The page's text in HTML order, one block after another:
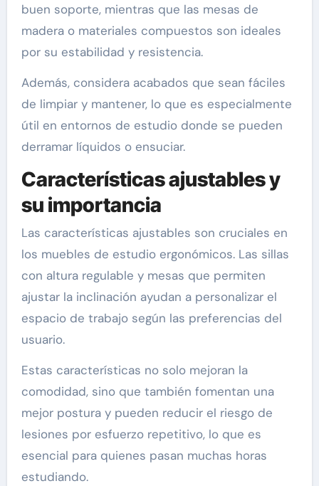
buen soporte, mientras que las mesas de
madera o materiales compuestos son ideales
por su estabilidad y resistencia.
Además, considera acabados que sean fáciles
de limpiar y mantener, lo que es especialmente
útil en entornos de estudio donde se pueden
derramar líquidos o ensuciar.
Características ajustables y
su importancia
Las características ajustables son cruciales en
los muebles de estudio ergonómicos. Las sillas
con altura regulable y mesas que permiten
ajustar la inclinación ayudan a personalizar el
espacio de trabajo según las preferencias del
usuario.
Estas características no solo mejoran la
comodidad, sino que también fomentan una
mejor postura y pueden reducir el riesgo de
lesiones por esfuerzo repetitivo, lo que es
esencial para quienes pasan muchas horas
estudiando.